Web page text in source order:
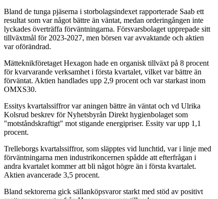
Bland de tunga pjäserna i storbolagsindexet rapporterade Saab ett
resultat som var något bättre än väntat, medan orderingången inte
lyckades överträffa förväntningarna. Försvarsbolaget upprepade sitt
tillväxtmål för 2023-2027, men börsen var avvaktande och aktien
var oförändrad.
Mätteknikföretaget Hexagon hade en organisk tillväxt på 8 procent
för kvarvarande verksamhet i första kvartalet, vilket var bättre än
förväntat. Aktien handlades upp 2,9 procent och var starkast inom
OMXS30.
Essitys kvartalssiffror var aningen bättre än väntat och vd Ulrika
Kolsrud beskrev för Nyhetsbyrån Direkt hygienbolaget som
"motståndskraftigt" mot stigande energipriser. Essity var upp 1,1
procent.
Trelleborgs kvartalssiffror, som släpptes vid lunchtid, var i linje med
förväntningarna men industrikoncernen spådde att efterfrågan i
andra kvartalet kommer att bli något högre än i första kvartalet.
Aktien avancerade 3,5 procent.
Bland sektorerna gick sällanköpsvaror starkt med stöd av positivt